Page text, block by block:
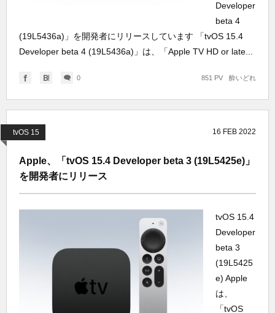
Developer
beta 4
(19L5436a)」を開発者にリリースしています 「tvOS 15.4
Developer beta 4 (19L5436a)」は、「Apple TV HD or late...
0 酔いどれ
851 PV
tvOS 15 16 FEB 2022
Apple、「tvOS 15.4 Developer beta 3 (19L5425e)」
を開発者にリリース
tvOS 15.4
Developer
beta 3
(19L5425
e) Apple
は、
「tvOS